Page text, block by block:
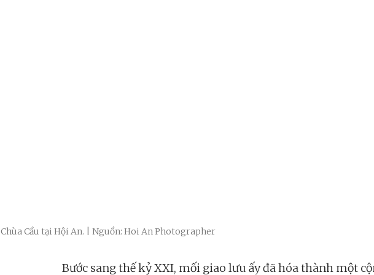
Chùa Cầu tại Hội An. | Nguồn: Hoi An Photographer
Bước sang thế kỷ XXI, mối giao lưu ấy đã hóa thành một